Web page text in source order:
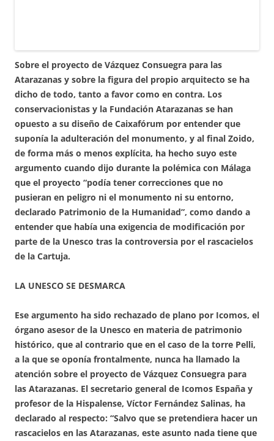
Sobre el proyecto de Vázquez Consuegra para las
Atarazanas y sobre la figura del propio arquitecto se ha
dicho de todo, tanto a favor como en contra. Los
conservacionistas y la Fundación Atarazanas se han
opuesto a su diseño de Caixafórum por entender que
suponía la adulteración del monumento, y al final Zoido,
de forma más o menos explícita, ha hecho suyo este
argumento cuando dijo durante la polémica con Málaga
que el proyecto “podía tener correcciones que no
pusieran en peligro ni el monumento ni su entorno,
declarado Patrimonio de la Humanidad”, como dando a
entender que había una exigencia de modificación por
parte de la Unesco tras la controversia por el rascacielos
de la Cartuja.
LA UNESCO SE DESMARCA
Ese argumento ha sido rechazado de plano por Icomos, el
órgano asesor de la Unesco en materia de patrimonio
histórico, que al contrario que en el caso de la torre Pelli,
a la que se oponía frontalmente, nunca ha llamado la
atención sobre el proyecto de Vázquez Consuegra para
las Atarazanas. El secretario general de Icomos España y
profesor de la Hispalense, Víctor Fernández Salinas, ha
declarado al respecto: “Salvo que se pretendiera hacer un
rascacielos en las Atarazanas, este asunto nada tiene que